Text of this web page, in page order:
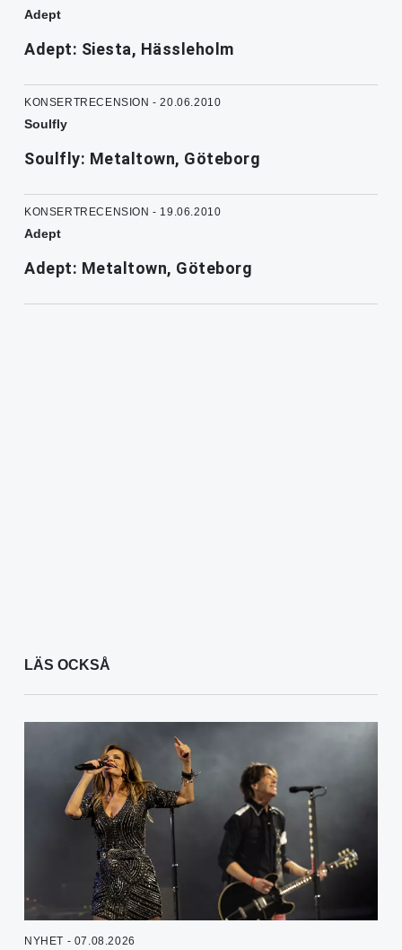
Adept
Adept: Siesta, Hässleholm
KONSERTRECENSION - 20.06.2010
Soulfly
Soulfly: Metaltown, Göteborg
KONSERTRECENSION - 19.06.2010
Adept
Adept: Metaltown, Göteborg
LÄS OCKSÅ
NYHET - 07.08.2026